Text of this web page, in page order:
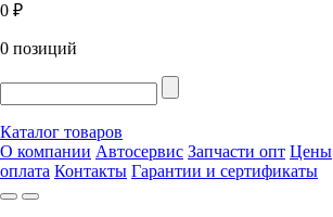
0 ₽
0 позиций
Каталог товаров
О компании Автосервис Запчасти опт Цены
оплата Контакты Гарантии и сертификаты